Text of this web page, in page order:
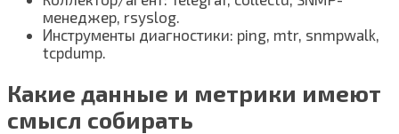
менеджер, rsyslog.
Инструменты диагностики: ping, mtr, snmpwalk,
tcpdump.
Какие данные и метрики имеют
смысл собирать